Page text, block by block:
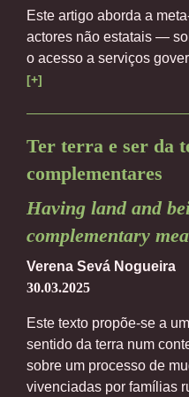
Este artigo aborda a
actores não estatais —
o acesso a serviços
[+]
Ter terra e ser da
complementares
Having land and
complementary
Verena Sevá Nogueira
30.03.2025
Este texto propõe-se a
sentido da terra num
sobre um processo de
vivenciadas por famílias